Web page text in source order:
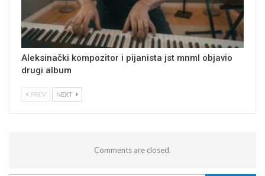
Aleksinački kompozitor i pijanista jst mnml objavio
drugi album
PREV NEXT
Comments are closed.